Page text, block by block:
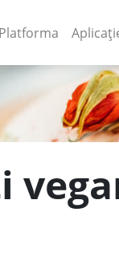
Platforma (current)